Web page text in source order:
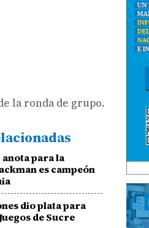
la ronda de grupo.
para la
es campeón
dio plata para
de Sucre